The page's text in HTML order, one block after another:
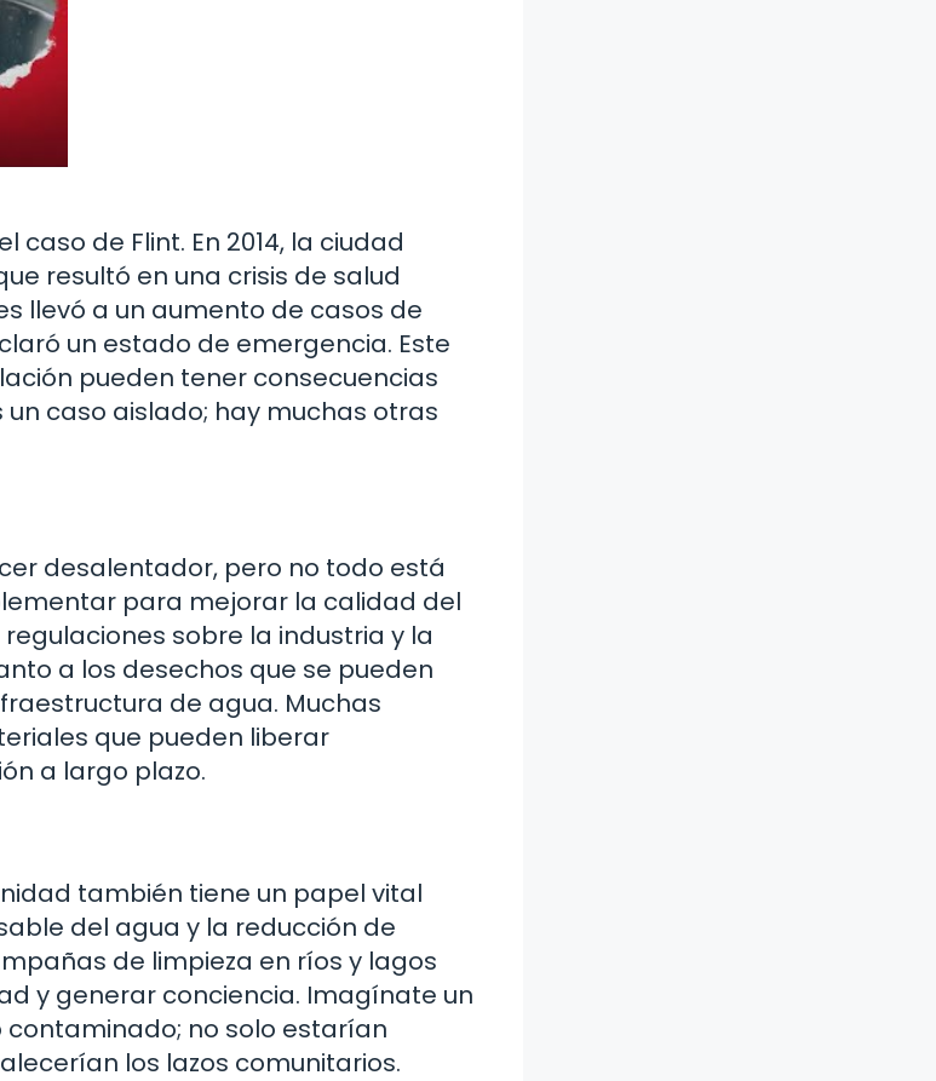
de Flint. En 2014, la ciudad
resultó en una crisis de salud
llevó a un aumento de casos de
un estado de emergencia. Este
pueden tener consecuencias
caso aislado; hay muchas otras
desalentador, pero no todo está
para mejorar la calidad del
sobre la industria y la
a los desechos que se pueden
de agua. Muchas
que pueden liberar
a largo plazo.
también tiene un papel vital
del agua y la reducción de
de limpieza en ríos y lagos
y generar conciencia. Imagínate un
no solo estarían
los lazos comunitarios.